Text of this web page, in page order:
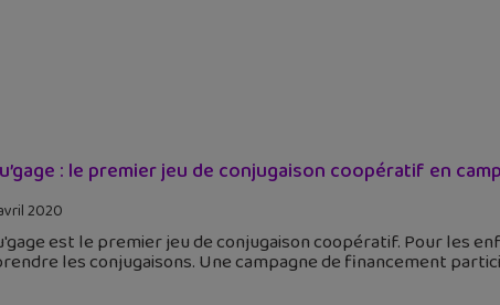
: le premier jeu de conjugaison coopératif en
2020
est le premier jeu de conjugaison coopératif. Pour les
les conjugaisons. Une campagne de financement